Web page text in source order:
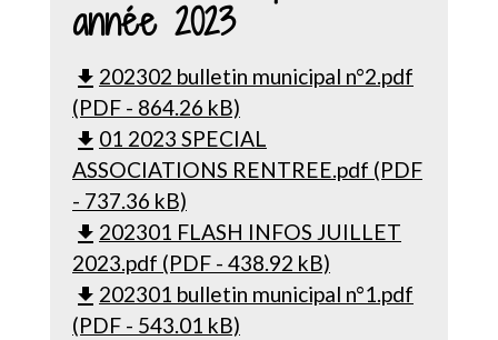
année 2023
file_download 202302 bulletin municipal n°2.pdf
(PDF - 864.26 kB)
file_download 01 2023 SPECIAL
ASSOCIATIONS RENTREE.pdf (PDF
- 737.36 kB)
file_download 202301 FLASH INFOS JUILLET
2023.pdf (PDF - 438.92 kB)
file_download 202301 bulletin municipal n°1.pdf
(PDF - 543.01 kB)